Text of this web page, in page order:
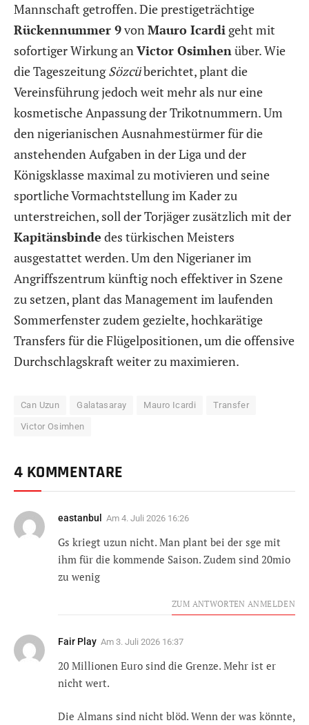
Mannschaft getroffen. Die prestigeträchtige
Rückennummer 9vonMauro Icardi geht mit
sofortiger Wirkung anVictor Osimhenüber. Wie
die TageszeitungSözcüberichtet, plant die
Vereinsführung jedoch weit mehr als nur eine
kosmetische Anpassung der Trikotnummern. Um
den nigerianischen Ausnahmestürmer für die
anstehenden Aufgaben in der Liga und der
Königsklasse maximal zu motivieren und seine
sportliche Vormachtstellung im Kader zu
unterstreichen, soll der Torjäger zusätzlich mit der
Kapitänsbinde des türkischen Meisters
ausgestattet werden. Um den Nigerianer im
Angriffszentrum künftig noch effektiver in Szene
zu setzen, plant das Management im laufenden
Sommerfenster zudem gezielte, hochkarätige
Transfers für die Flügelpositionen, um die offensive
Durchschlagskraft weiter zu maximieren.
Can Uzun Galatasaray Mauro Icardi Transfer
Victor Osimhen
4 KOMMENTARE
eastanbul Am 4. Juli 2026 16:26
Gs kriegt uzun nicht. Man plant bei der sge mit
ihm für die kommende Saison. Zudem sind 20mio
zu wenig
ZUM ANTWORTEN ANMELDEN
Fair Play Am 3. Juli 2026 16:37
20 Millionen Euro sind die Grenze. Mehr ist er
nicht wert.
Die Almans sind nicht blöd. Wenn der was könnte,